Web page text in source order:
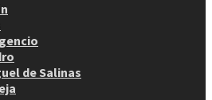
de Salinas